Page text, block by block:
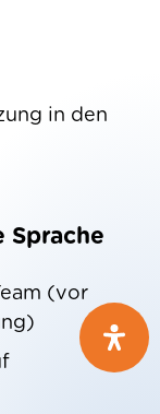
in den
Sprache
(vor